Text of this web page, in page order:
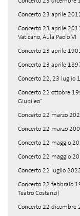
Concerto 23 aprile
Concerto 23 aprile
Vaticano, Aula Paolo VI
Concerto 23 aprile
Concerto 23 aprile
Concerto 22, 23 luglio
Concerto 22 ottobre
Giubileo"
Concerto 22 marzo
Concerto 22 marzo
Concerto 22 maggio
Concerto 22 maggio
Concerto 22 luglio
Concerto 22 febbraio
Teatro Costanzi)
Concerto 22 dicembre